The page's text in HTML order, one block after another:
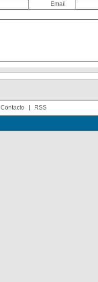
Email
Contacto RSS